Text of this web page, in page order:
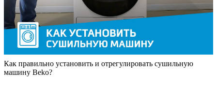
Как правильно установить и отрегулировать сушильную
машину Beko?